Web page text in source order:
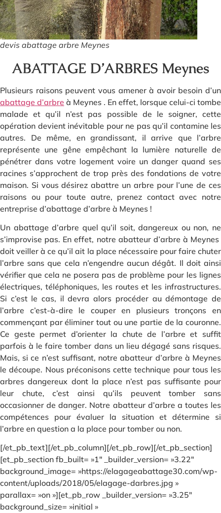
devis abattage arbre Meynes
ABATTAGE D’ARBRES Meynes
Plusieurs raisons peuvent vous amener à avoir besoin d’un
abattage d’arbre à Meynes . En effet, lorsque celui-ci tombe
malade et qu’il n’est pas possible de le soigner, cette
opération devient inévitable pour ne pas qu’il contamine les
autres. De même, en grandissant, il arrive que l’arbre
représente une gêne empêchant la lumière naturelle de
pénétrer dans votre logement voire un danger quand ses
racines s’approchent de trop près des fondations de votre
maison. Si vous désirez abattre un arbre pour l’une de ces
raisons ou pour toute autre, prenez contact avec notre
entreprise d’abattage d’arbre à Meynes !
Un abattage d’arbre quel qu’il soit, dangereux ou non, ne
s’improvise pas. En effet, notre abatteur d’arbre à Meynes
doit veiller à ce qu’il ait la place nécessaire pour faire chuter
l’arbre sans que cela n’engendre aucun dégât. Il doit ainsi
vérifier que cela ne posera pas de problème pour les lignes
électriques, téléphoniques, les routes et les infrastructures.
Si c’est le cas, il devra alors procéder au démontage de
l’arbre c’est-à-dire le couper en plusieurs tronçons en
commençant par éliminer tout ou une partie de la couronne.
Ce geste permet d’orienter la chute de l’arbre et suffit
parfois à le faire tomber dans un lieu dégagé sans risques.
Mais, si ce n’est suffisant, notre abatteur d’arbre à Meynes
le découpe. Nous préconisons cette technique pour tous les
arbres dangereux dont la place n’est pas suffisante pour
leur chute, c’est ainsi qu’ils peuvent tomber sans
occasionner de danger. Notre abatteur d’arbre a toutes les
compétences pour évaluer la situation et détermine si
l’arbre en question a la place pour tomber ou non.
[/et_pb_text][/et_pb_column][/et_pb_row][/et_pb_section]
[et_pb_section fb_built= »1″ _builder_version= »3.22″
background_image= »https://elagageabattage30.com/wp-
content/uploads/2018/05/elagage-darbres.jpg »
parallax= »on »][et_pb_row _builder_version= »3.25″
background_size= »initial »